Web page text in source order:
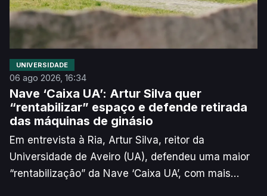
UNIVERSIDADE
06 ago 2026, 16:34
Nave ‘Caixa UA’: Artur Silva quer
“rentabilizar” espaço e defende retirada
das máquinas de ginásio
Em entrevista à Ria, Artur Silva, reitor da
Universidade de Aveiro (UA), defendeu uma maior
“rentabilização” da Nave ‘Caixa UA’, com mais